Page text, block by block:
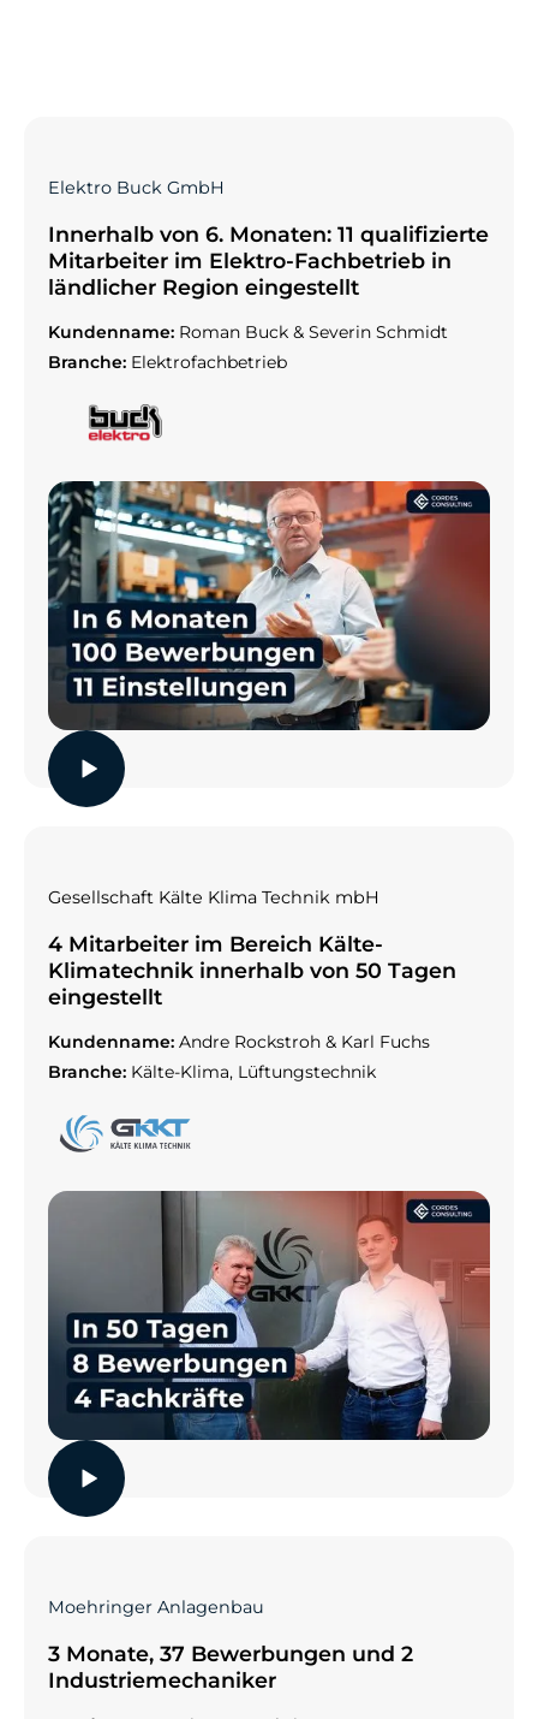
Elektro Buck GmbH
Innerhalb von 6. Monaten: 11 qualifizierte
Mitarbeiter im Elektro-Fachbetrieb in
ländlicher Region eingestellt
Kundenname: Roman Buck & Severin Schmidt
Branche: Elektrofachbetrieb
Gesellschaft Kälte Klima Technik mbH
4 Mitarbeiter im Bereich Kälte-
Klimatechnik innerhalb von 50 Tagen
eingestellt
Kundenname: Andre Rockstroh & Karl Fuchs
Branche: Kälte-Klima, Lüftungstechnik
Moehringer Anlagenbau
3 Monate, 37 Bewerbungen und 2
Industriemechaniker